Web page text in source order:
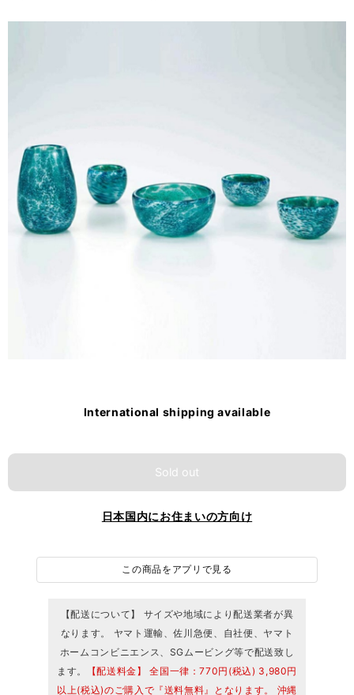
International shipping available
Sold out
日本国内にお住まいの方向け
この商品をアプリで見る
【配送について】 サイズや地域により配送業者が異
なります。 ヤマト運輸、佐川急便、自社便、ヤマト
ホームコンビニエンス、SGムービング等で配送致し
ます。
【配送料金】 全国一律：770円(税込) 3,980円
以上(税込)のご購入で『送料無料』となります。 沖縄